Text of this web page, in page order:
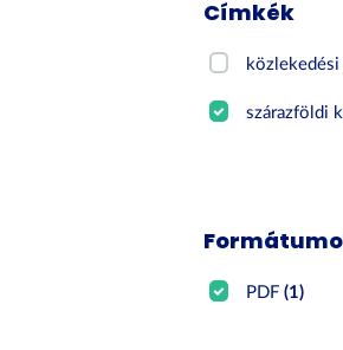
Címkék
szárazföldi
PDF(1)